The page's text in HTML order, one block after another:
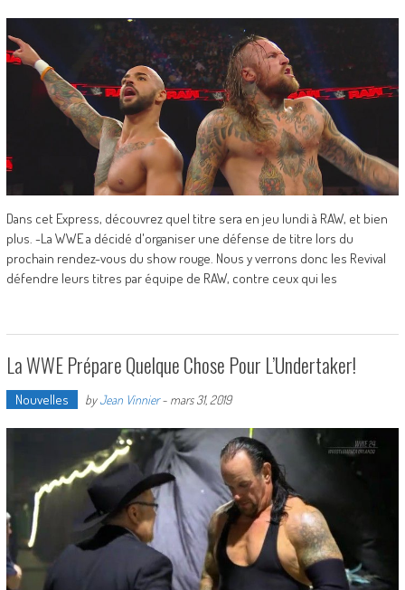
Dans cet Express, découvrez quel titre sera en jeu lundi à RAW, et bien
plus. -La WWE a décidé d'organiser une défense de titre lors du
prochain rendez-vous du show rouge. Nous y verrons donc les Revival
défendre leurs titres par équipe de RAW, contre ceux qui les
La WWE Prépare Quelque Chose Pour L’Undertaker!
Nouvelles byJean Vinnier- mars 31, 2019